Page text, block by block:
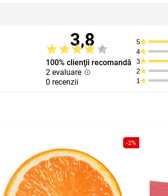
3,8
100% clienţii recomandă
2 evaluare
0 recenzii
5
4
3
2
1
-2%